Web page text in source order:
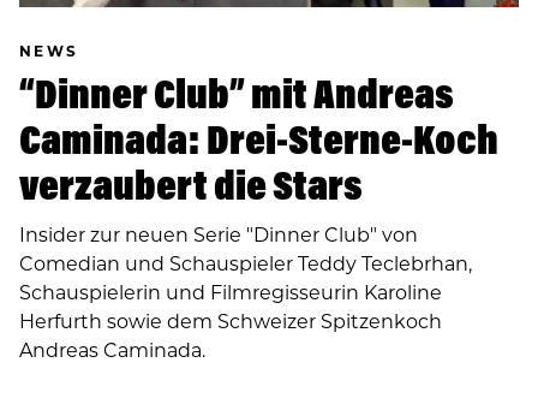
NEWS
“Dinner Club” mit Andreas
Caminada: Drei-Sterne-Koch
verzaubert die Stars
Insider zur neuen Serie "Dinner Club" von
Comedian und Schauspieler Teddy Teclebrhan,
Schauspielerin und Filmregisseurin Karoline
Herfurth sowie dem Schweizer Spitzenkoch
Andreas Caminada.